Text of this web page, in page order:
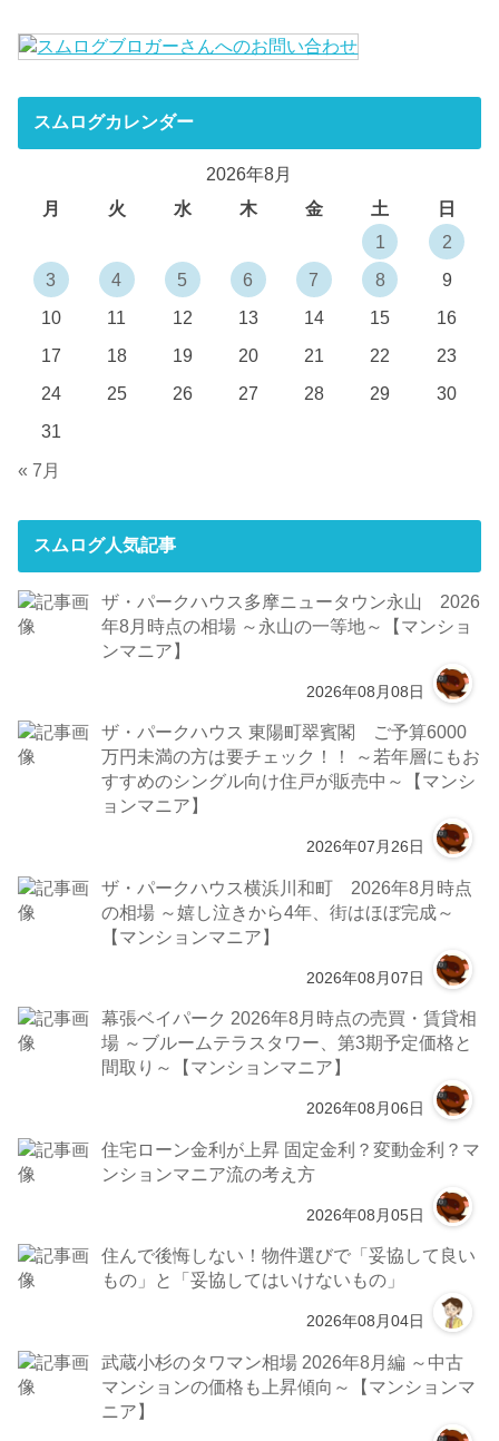
スムログカレンダー
2026年8月
月
火 水 木 金 土
日
1
2
3
4 5 6 7 8
9
10
11 12 13 14 15
16
17
18 19 20 21 22
23
24
25 26 27 28 29
30
31
« 7月
スムログ人気記事
ザ・パークハウス多摩ニュータウン永山 2026
年8月時点の相場 ～永山の一等地～【マンショ
ンマニア】
2026年08月08日
ザ・パークハウス 東陽町翠賓閣 ご予算6000
万円未満の方は要チェック！！ ～若年層にもお
すすめのシングル向け住戸が販売中～【マンシ
ョンマニア】
2026年07月26日
ザ・パークハウス横浜川和町 2026年8月時点
の相場 ～嬉し泣きから4年、街はほぼ完成～
【マンションマニア】
2026年08月07日
幕張ベイパーク 2026年8月時点の売買・賃貸相
場 ～ブルームテラスタワー、第3期予定価格と
間取り～【マンションマニア】
2026年08月06日
住宅ローン金利が上昇 固定金利？変動金利？マ
ンションマニア流の考え方
2026年08月05日
住んで後悔しない！物件選びで「妥協して良い
もの」と「妥協してはいけないもの」
2026年08月04日
武蔵小杉のタワマン相場 2026年8月編 ～中古
マンションの価格も上昇傾向～【マンションマ
ニア】